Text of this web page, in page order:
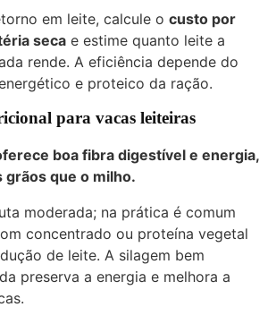
em leite, calcule o custo por
seca e estime quanto leite a
rende. A eficiência depende do
e proteico da ração.
para vacas leiteiras
boa fibra digestível e energia,
grãos que o milho.
moderada; na prática é comum
concentrado ou proteína vegetal
de leite. A silagem bem
preserva a energia e melhora a